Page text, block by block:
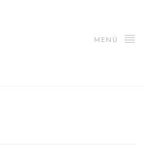
MENÚ